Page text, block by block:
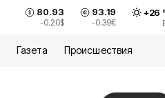
80.93
-0.20$
93.19
-0.39€
+26
Газета Происшествия